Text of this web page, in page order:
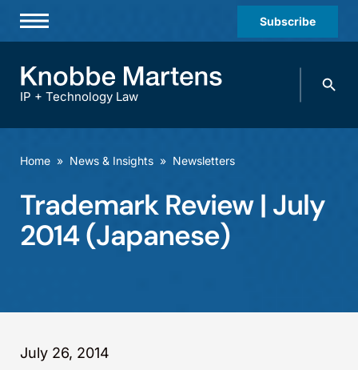
Subscribe
Practices & Industries
Offices
IP + Technology Law
Search
Home » News & Insights » Newsletters
Trademark Review | July
2014 (Japanese)
July 26, 2014